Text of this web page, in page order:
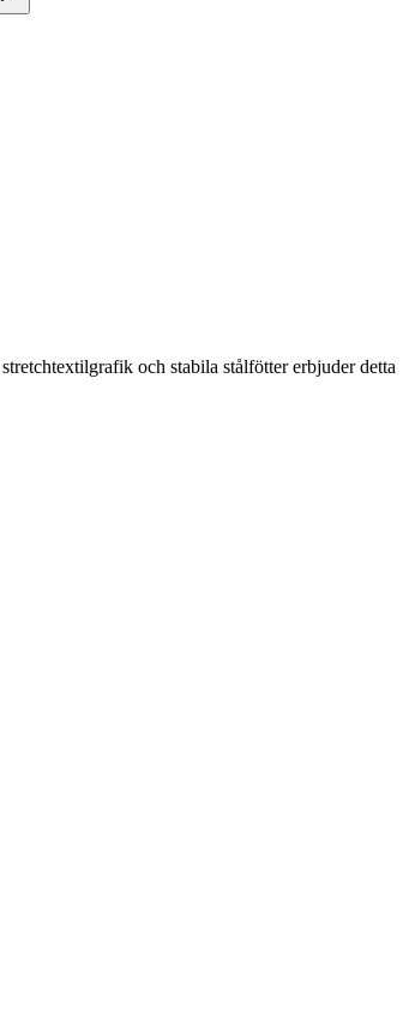
och stabila stålfötter erbjuder detta